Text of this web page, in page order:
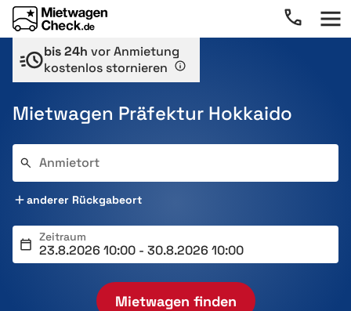
bis 24h vor Anmietung
kostenlos stornieren
Mietwagen Präfektur Hokkaido
Anmietort
anderer Rückgabeort
Zeitraum
Mietwagen finden